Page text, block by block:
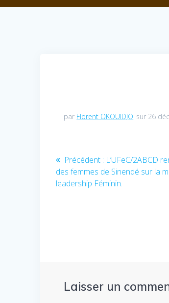
par Florent OKOUIDJO sur 26
Navigation
de
Précédent : Article
précédent
:
L’UFeC/2ABCD
des femmes de Sinendé sur la
leadership Féminin.
Laisser un